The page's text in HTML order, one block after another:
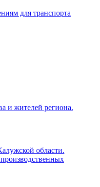
для транспорта
и жителей региона.
области.